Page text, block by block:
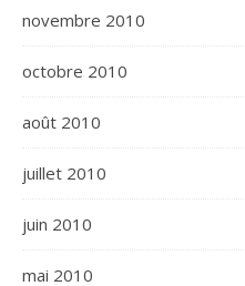
novembre 2010
octobre 2010
août 2010
juillet 2010
juin 2010
mai 2010